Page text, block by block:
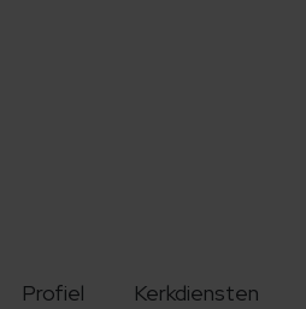
Profiel Kerkdiensten